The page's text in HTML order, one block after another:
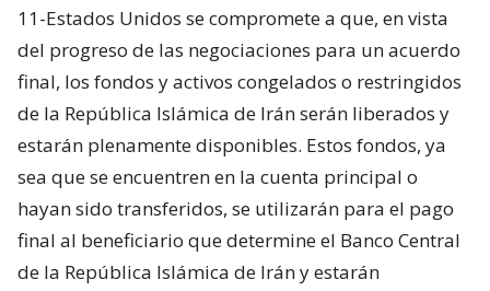
11-Estados Unidos se compromete a que, en vista
del progreso de las negociaciones para un acuerdo
final, los fondos y activos congelados o restringidos
de la República Islámica de Irán serán liberados y
estarán plenamente disponibles. Estos fondos, ya
sea que se encuentren en la cuenta principal o
hayan sido transferidos, se utilizarán para el pago
final al beneficiario que determine el Banco Central
de la República Islámica de Irán y estarán